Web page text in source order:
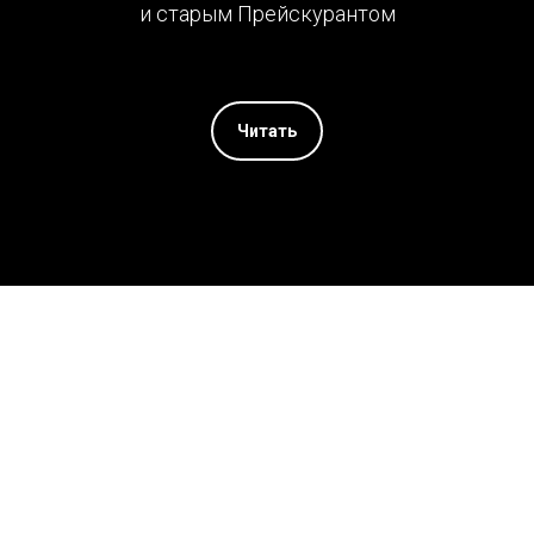
и старым Прейскурантом
Читать